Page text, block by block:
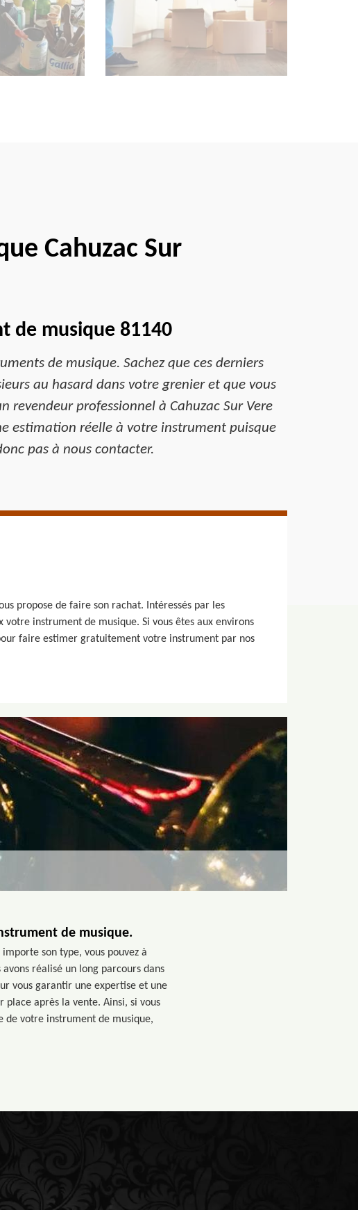
Cahuzac Sur
de musique 81140
de musique. Sachez que ces derniers
au hasard dans votre grenier et que vous
revendeur professionnel à Cahuzac Sur Vere
estimation réelle à votre instrument puisque
pas à nous contacter.
propose de faire son rachat. Intéressés par les
instrument de musique. Si vous êtes aux environs
faire estimer gratuitement votre instrument par nos
de musique.
son type, vous pouvez à
réalisé un long parcours dans
vous garantir une expertise et une
place après la vente. Ainsi, si vous
de votre instrument de musique,